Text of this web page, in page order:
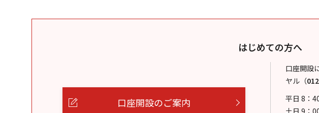
はじめての方へ
口座開設のご案内
口座開設
ヤル （
平日 8：